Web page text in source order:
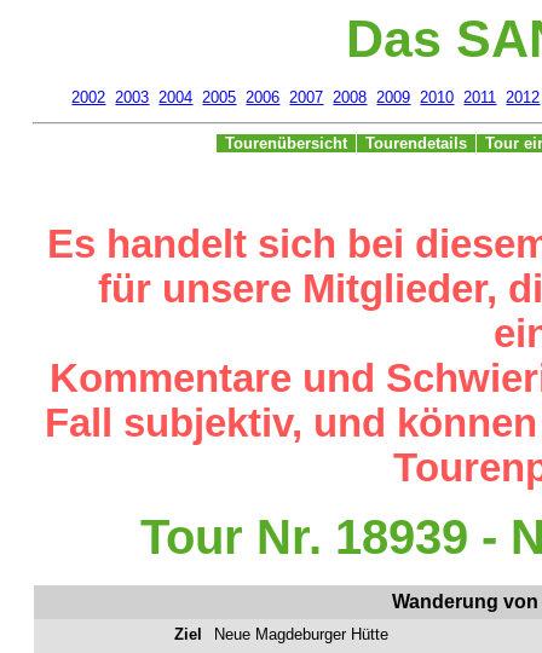
Das
2002 2003 2004 2005 2006 2007 2008 2009 2010 2011 2012
Tourenübersicht Tourendetails Tour
Es handelt sich bei
für unsere Mitglieder,
Kommentare und
Fall subjektiv, und
Tour Nr. 18939 -
Wanderung
Ziel
Neue Magdeburger Hütte